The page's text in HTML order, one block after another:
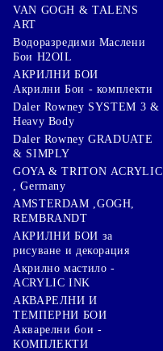
VAN GOGH & TALENS
ART
Водоразредими Маслени
Бои H2OIL
АКРИЛНИ БОИ
Акрилни Бои - комплекти
Daler Rowney SYSTEM 3 &
Heavy Body
Daler Rowney GRADUATE
& SIMPLY
GOYA & TRITON АCRYLIC
, Germany
AMSTERDAM ,GOGH,
REMBRANDT
АКРИЛНИ БОИ за
рисуване и декорация
Акрилно мастило -
ACRYLIC INK
АКВАРЕЛНИ И
ТЕМПЕРНИ БОИ
Акварелни бои -
КОМПЛЕКТИ